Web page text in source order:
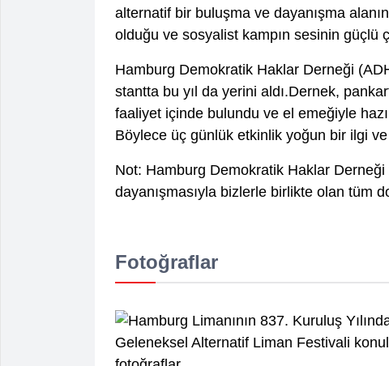
alternatif bir buluşma ve dayanışma
olduğu ve sosyalist kampın sesinin güçlü
Hamburg Demokratik Haklar Derneği
stantta bu yıl da yerini aldı.Dernek,
faaliyet içinde bulundu ve el emeğiyle
Böylece üç günlük etkinlik yoğun bir ilgi
Not: Hamburg Demokratik Haklar Derneği
dayanışmasıyla bizlerle birlikte olan tüm
Fotoğraflar